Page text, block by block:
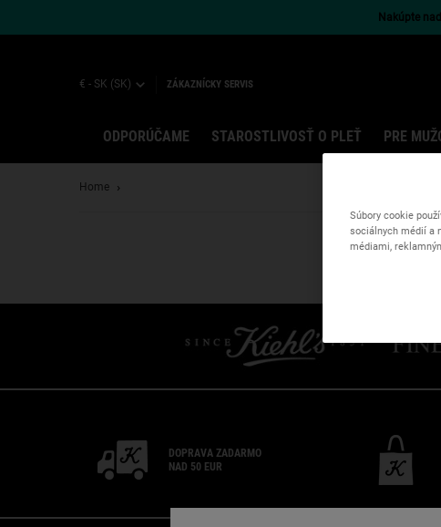
Nakúpte
€ - SK (SK) ZÁKAZNÍCKY SERVIS
ODPORÚČAME STAROSTLIVOSŤ O PLEŤ PRE
Home
DOPRAVA ZADARMO
NAD 50 EUR
Súbory cookie
sociálnych médií a
médiami,